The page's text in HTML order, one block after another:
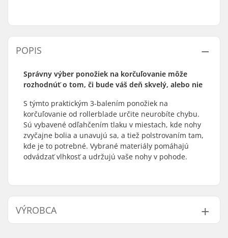
POPIS
Správny výber ponožiek na korčuľovanie môže
rozhodnúť o tom, či bude váš deň skvelý, alebo nie
S týmto praktickým 3-balením ponožiek na
korčuľovanie od rollerblade určite neurobíte chybu.
Sú vybavené odľahčením tlaku v miestach, kde nohy
zvyčajne bolia a unavujú sa, a tiež polstrovaním tam,
kde je to potrebné. Vybrané materiály pomáhajú
odvádzať vlhkosť a udržujú vaše nohy v pohode.
VÝROBCA